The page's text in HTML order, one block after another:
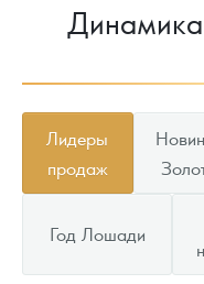
Лидеры
продаж
Год Лошади